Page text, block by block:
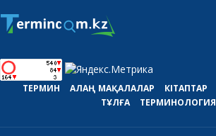
ТЕРМИН АЛАҢ МАҚАЛАЛАР КІТАПТАР
ТҰЛҒА
ТЕРМИНОЛОГИЯ